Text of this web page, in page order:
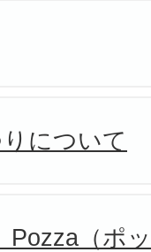
について
Pozza（ポ